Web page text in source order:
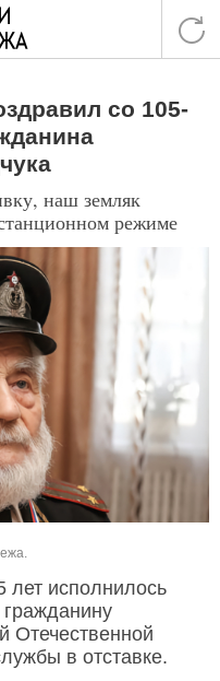
со 105-
наш земляк
режиме
лет исполнилось
Отечественной
в отставке.